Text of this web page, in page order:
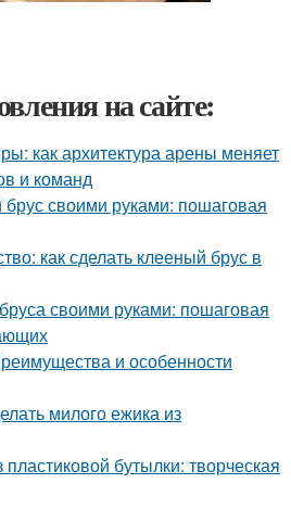
на сайте:
как архитектура арены меняет
и команд
брус своими руками: пошаговая
как сделать клееный брус в
своими руками: пошаговая
и особенности
милого ежика из
пластиковой бутылки: творческая